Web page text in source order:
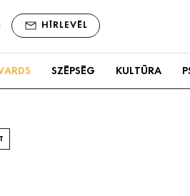
HÍRLEVÉL
SZÉPSÉG KULTÚRA